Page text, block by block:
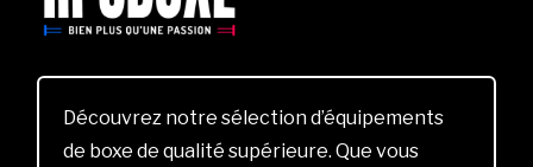
Découvrez notre sélection d’équipements
de boxe de qualité supérieure. Que vous